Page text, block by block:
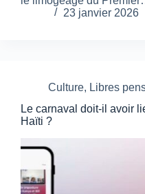
23 janvier 2026
Culture, Libres
Le carnaval doit-il avoir
Haïti ?